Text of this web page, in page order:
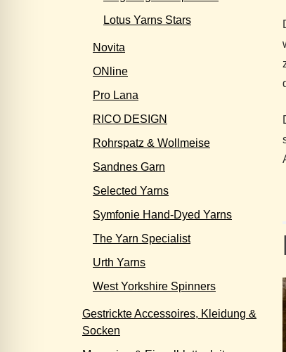
Lotus Yarns Stars
Novita
ONline
Pro Lana
RICO DESIGN
Rohrspatz & Wollmeise
Sandnes Garn
Selected Yarns
Symfonie Hand-Dyed Yarns
The Yarn Specialist
Urth Yarns
West Yorkshire Spinners
Gestrickte Accessoires, Kleidung &
Socken